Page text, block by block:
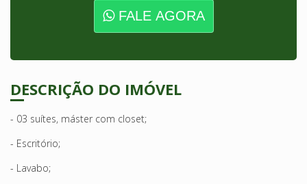
FALE AGORA
DESCRIÇÃO DO IMÓVEL
- 03 suítes, máster com closet;
- Escritório;
- Lavabo;